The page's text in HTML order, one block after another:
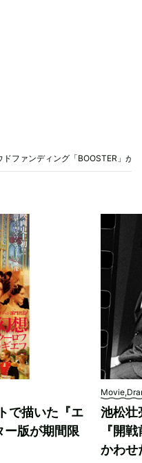
ドファンディング「BOOSTER」が
で描いた『エ
ー版が期間限
池松壮
『開
かわせ